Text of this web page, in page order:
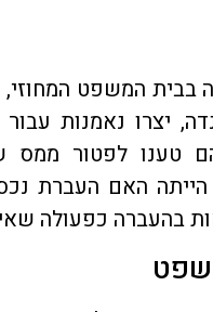
בבית המשפט המחוזי,
יצרו נאמנות
טענו לפטור
האם העברת
בהעברה כפעולה